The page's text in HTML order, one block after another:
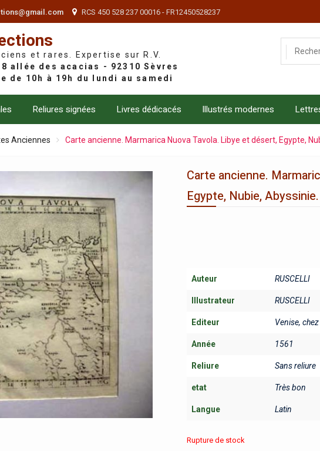
RCS 450 528 237 00016 - FR12450528237
et rares. Expertise sur R.V.
Reliures signées Livres dédicacés Illustrés modernes
Anciennes Carte ancienne. Marmarica Nuova Tavola. Libye et désert, Egypte,
Carte ancienne.
Egypte, Nubie, Abyssinie.
Auteur RUSCELLI
Illustrateur RUSCELLI
Editeur Venise,
Année 1561
Reliure Sans reliure
etat Très bon
Langue Latin
Rupture de stock